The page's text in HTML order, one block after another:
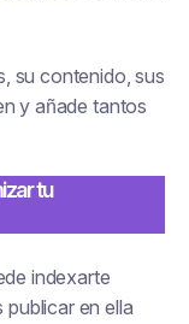
su contenido, sus
y añade tantos
tu
indexarte
en ella